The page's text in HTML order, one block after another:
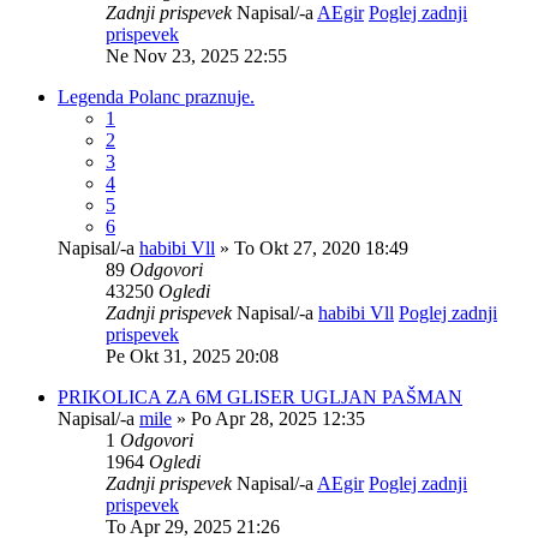
Zadnji prispevekNapisal/-a AEgir Poglej zadnji
prispevek
Ne Nov 23, 2025 22:55
Legenda Polanc praznuje.
1
2
3
4
5
6
Napisal/-a habibi Vll » To Okt 27, 2020 18:49
89 Odgovori
43250 Ogledi
Zadnji prispevekNapisal/-a habibi Vll Poglej zadnji
prispevek
Pe Okt 31, 2025 20:08
PRIKOLICA ZA 6M GLISER UGLJAN PAŠMAN
Napisal/-a mile » Po Apr 28, 2025 12:35
1 Odgovori
1964 Ogledi
Zadnji prispevekNapisal/-a AEgir Poglej zadnji
prispevek
To Apr 29, 2025 21:26